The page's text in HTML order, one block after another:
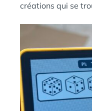
créations qui se